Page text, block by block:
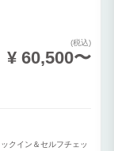
(税込)
¥ 60,500〜
クイン＆セルフチェッ